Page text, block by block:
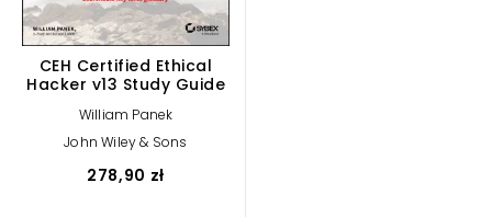
CEH Certified Ethical
Hacker v13 Study Guide
William Panek
John Wiley & Sons
278,90 zł